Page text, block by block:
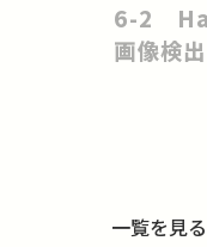
6-2
画像検出
一覧を見る